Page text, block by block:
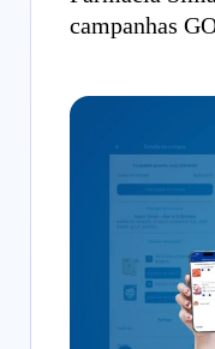
campanhas